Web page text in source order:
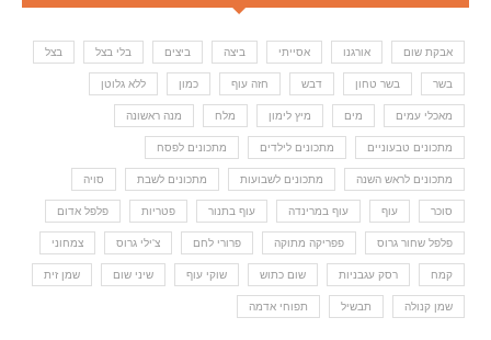
אבקת שום אורגנו אסייתי ביצה ביצים בלי בצל בצל
בשר בשר טחון דבש חזה עוף כמון ללא גלוטן
מאכלי עמים מים מיץ לימון מלח מנה ראשונה
מתכונים טבעוניים מתכונים לילדים מתכונים לפסח
מתכונים לראש השנה מתכונים לשבועות מתכונים לשבת סויה
סוכר עוף עוף במרינדה עוף בתנור פטריות פלפל אדום
פלפל שחור גרוס פפריקה מתוקה פרורי לחם צ'ילי גרוס צמחוני
קמח רסק עגבניות שום כתוש שוקי עוף שיני שום שמן זית
שמן קנולה תבשיל תפוחי אדמה